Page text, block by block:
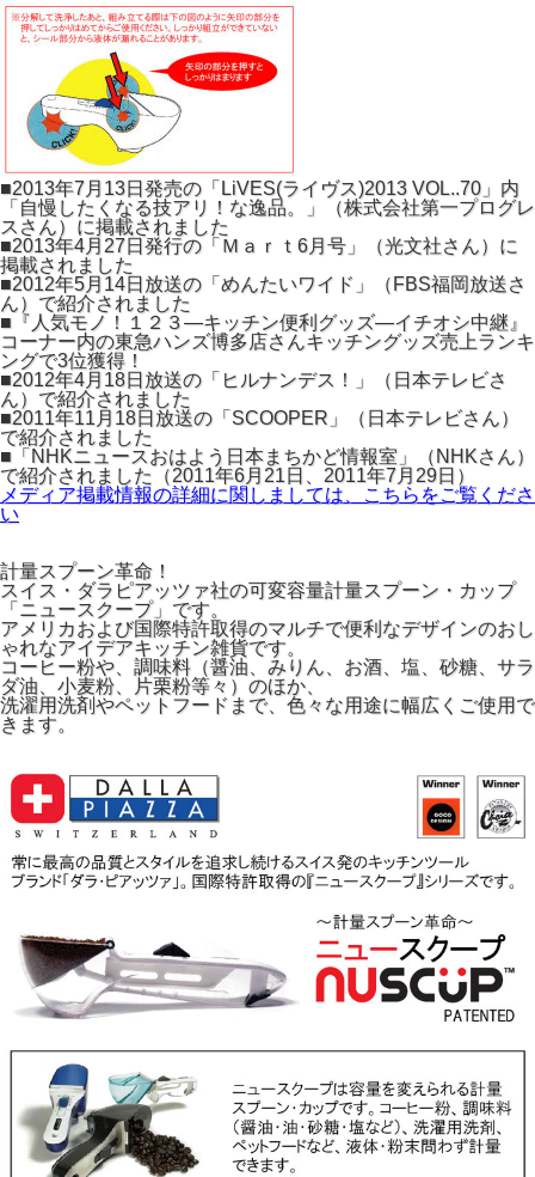
■2013年7月13日発売の「LiVES(ライヴス)2013 VOL..70」内
「自慢したくなる技アリ！な逸品。」（株式会社第一プログレ
スさん）に掲載されました
■2013年4月27日発行の「Ｍａｒｔ6月号」（光文社さん）に
掲載されました
■2012年5月14日放送の「めんたいワイド」（FBS福岡放送さ
ん）で紹介されました
■『人気モノ！１２３―キッチン便利グッズ―イチオシ中継』
コーナー内の東急ハンズ博多店さんキッチングッズ売上ランキ
ングで3位獲得！
■2012年4月18日放送の「ヒルナンデス！」（日本テレビさ
ん）で紹介されました
■2011年11月18日放送の「SCOOPER」（日本テレビさん）
で紹介されました
■「NHKニュースおはよう日本まちかど情報室」（NHKさん）
で紹介されました（2011年6月21日、2011年7月29日）
メディア掲載情報の詳細に関しましては、こちらをご覧くださ
い
計量スプーン革命！
スイス・ダラピアッツァ社の可変容量計量スプーン・カップ
「ニュースクープ」です。
アメリカおよび国際特許取得のマルチで便利なデザインのおし
ゃれなアイデアキッチン雑貨です。
コーヒー粉や、調味料（醤油、みりん、お酒、塩、砂糖、サラ
ダ油、小麦粉、片栗粉等々）のほか、
洗濯用洗剤やペットフードまで、色々な用途に幅広くご使用で
きます。